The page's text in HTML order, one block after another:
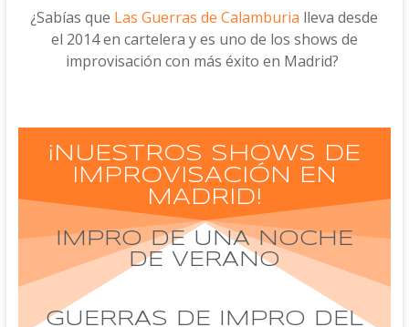
¿Sabías que Las Guerras de Calamburia lleva desde
el 2014 en cartelera y es uno de los shows de
improvisación con más éxito en Madrid?
¡NUESTROS SHOWS DE
IMPROVISACIÓN EN
MADRID!
IMPRO DE UNA NOCHE
DE VERANO
GUERRAS DE IMPRO DEL